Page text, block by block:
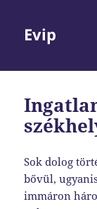
Evip
Sok dolog
bővül,
immáron